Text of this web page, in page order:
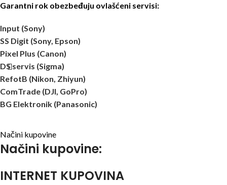
Garantni rok obezbeđuju ovlašćeni servisi:
Input (Sony)
SS Digit (Sony, Epson)
Pixel Plus (Canon)
DS servis (Sigma)
RefotB (Nikon, Zhiyun)
ComTrade (DJI, GoPro)
BG Elektronik (Panasonic)
Načini kupovine
Načini kupovine:
INTERNET KUPOVINA